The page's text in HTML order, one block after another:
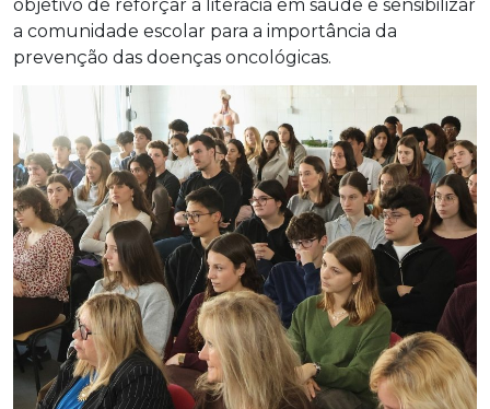
objetivo de reforçar a literacia em saúde e sensibilizar
a comunidade escolar para a importância da
prevenção das doenças oncológicas.